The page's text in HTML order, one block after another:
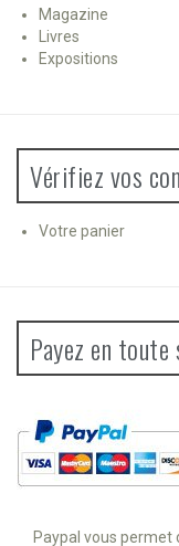
Magazine
Livres
Expositions
Vérifiez vos
Votre panier
Payez en
Paypal vous permet